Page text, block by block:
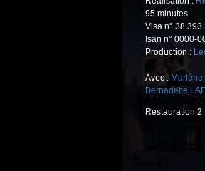
95 minutes
Visa n° 38 393
Isan n° 0000-
Production :
Avec : Marlène
Bernadette
Restauration